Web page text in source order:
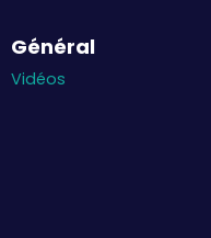
Général
Vidéos